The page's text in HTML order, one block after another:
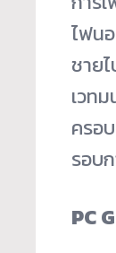
ไฟน
ชาย
เวท
ครอ
รอบ
PC